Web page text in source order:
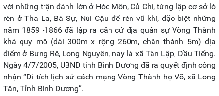
với những trận đánh lớn ở Hóc Môn, Củ Chi, từng lập cơ sở lò
rèn ở Tha La, Bà Sự, Núi Cậu để rèn vũ khí, đặc biệt những
năm 1859 -1866 đã lập ra căn cứ địa quân sự Vòng Thành
khá quy mô (dài 300m x rộng 260m, chân thành 5m) địa
điểm ở Bưng Rê, Long Nguyên, nay là xã Tân Lập, Dầu Tiếng.
Ngày 4/7/2005, UBND tỉnh Bình Dương đã ra quyết định công
nhận “Di tích lịch sử cách mạng Vòng Thành họ Võ, xã Long
Tân, Tỉnh Bình Dương”.